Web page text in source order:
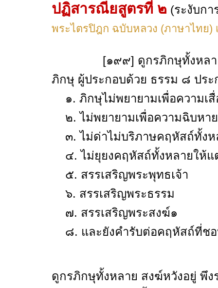
ปฏิสารณียสูตรที่ ๒ (ระงับก
พระไตรปิฎก ฉบับหลวง (ภาษาไทย)
[๑๙๙] ดูกรภิกษุทั้งหลาย
ภิกษุ ผู้ประกอบด้วย ธรรม ๘ ปร
๑. ภิกษุไม่พยายามเพื่อความเ
๒. ไม่พยายามเพื่อความฉิบหา
๓. ไม่ด่าไม่บริภาษคฤหัสถ์ทั้งห
๔. ไม่ยุยงคฤหัสถ์ทั้งหลายให้แ
๕. สรรเสริญพระพุทธเจ้า
๖. สรรเสริญพระธรรม
๗. สรรเสริญพระสงฆ์๑
๘. และยังคำรับต่อคฤหัสถ์ที่ชอ
ดูกรภิกษุทั้งหลาย สงฆ์หวังอยู่ พึ